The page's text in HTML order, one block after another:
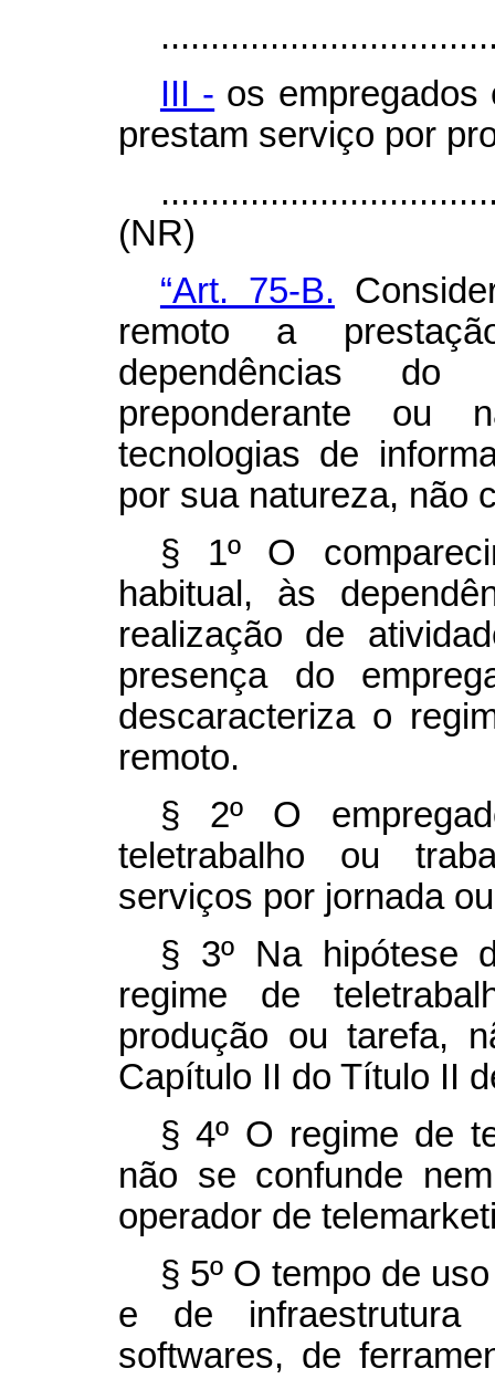
III - os empregados
prestam serviço por
(NR)
“Art. 75-B.
remoto a
dependências do
preponderante
tecnologias de
por sua natureza, não
§ 1º O
habitual, às
realização de
presença do
descaracteriza o
remoto.
§ 2º O
teletrabalho ou
serviços por jornada
§ 3º Na hipótese
regime de
produção ou tarefa,
Capítulo II do Título II
§ 4º O regime de
não se confunde
operador de
§ 5º O tempo de
e de infraestrutura
softwares, de